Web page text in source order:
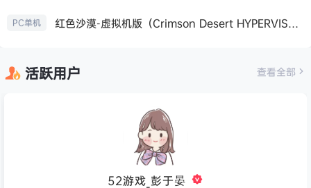
PC单机 红色沙漠-虚拟机版（Crimson Desert HYPERVISOR）免安装中文版
活跃用户 查看全部
52游戏_彭于晏